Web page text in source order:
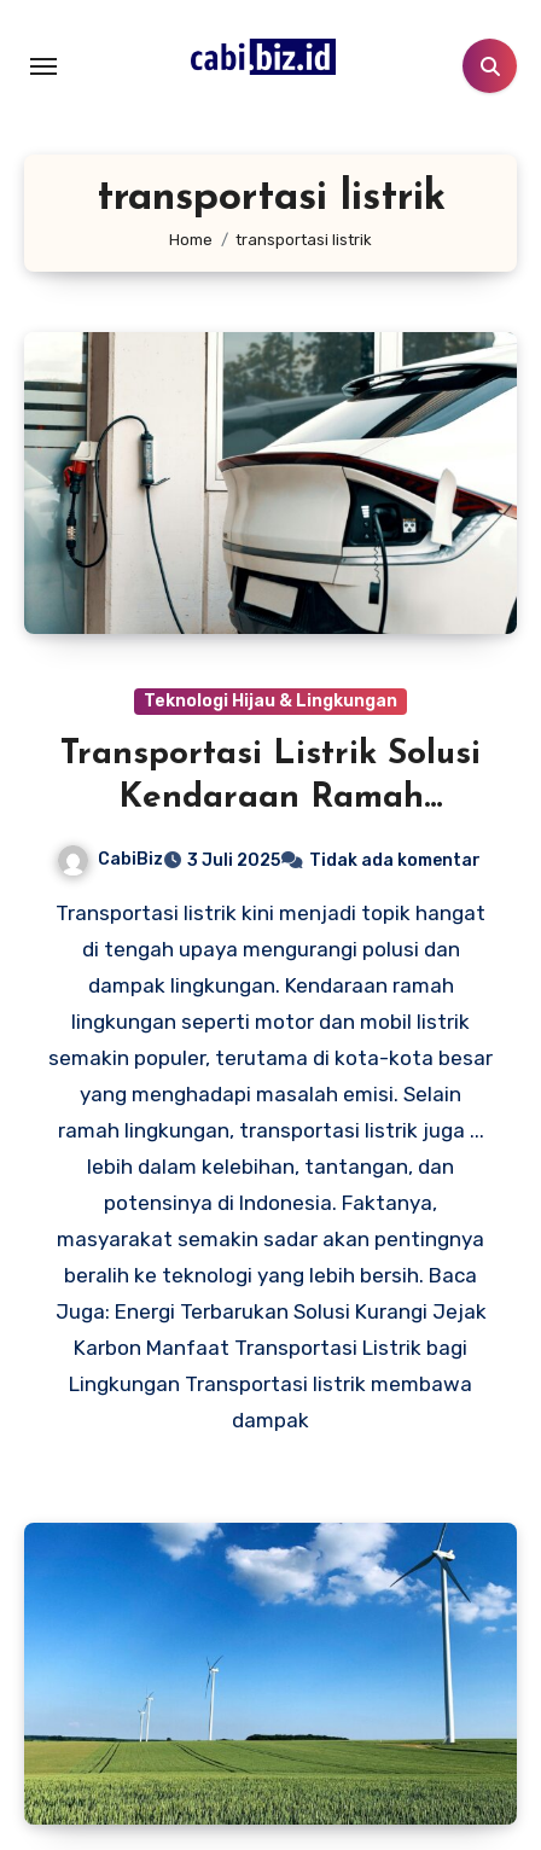
konten
transportasi listrik
Home transportasi listrik
Teknologi Hijau & Lingkungan
Transportasi Listrik Solusi
Kendaraan Ramah
CabiBiz 3 Juli 2025 Tidak ada komentar
Transportasi listrik kini menjadi topik hangat
di tengah upaya mengurangi polusi dan
dampak lingkungan. Kendaraan ramah
lingkungan seperti motor dan mobil listrik
semakin populer, terutama di kota-kota besar
yang menghadapi masalah emisi. Selain
ramah lingkungan, transportasi listrik juga ...
lebih dalam kelebihan, tantangan, dan
potensinya di Indonesia. Faktanya,
masyarakat semakin sadar akan pentingnya
beralih ke teknologi yang lebih bersih. Baca
Juga: Energi Terbarukan Solusi Kurangi Jejak
Karbon Manfaat Transportasi Listrik bagi
Lingkungan Transportasi listrik membawa
dampak